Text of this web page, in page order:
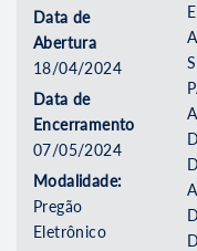
Data de
Abertura
18/04/2024
Data de
Encerramento
07/05/2024
Modalidade:
Pregão
Eletrônico